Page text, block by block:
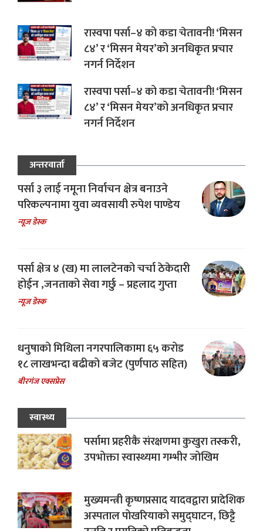
रास्वपा पर्सा–४ को कडा चेतावनी! ‘मिसन
८४’ र ‘मिसन मेयर’को अनधिकृत प्रचार
नगर्न निर्देशन
रास्वपा पर्सा–४ को कडा चेतावनी! ‘मिसन
८४’ र ‘मिसन मेयर’को अनधिकृत प्रचार
नगर्न निर्देशन
अन्तरवार्ता
पर्सा ३ लाई नमूना निर्वाचन क्षेत्र बनाउने
परिकल्पनामा युवा व्यवसायी रुपेश पाण्डेय
न्यूज डेस्क
पर्सा क्षेत्र ४ (ख) मा लालटेनको चर्चा ठेकेदारी
होईन ,जनताको सेवा गर्छु – प्रहलाद गुप्ता
न्यूज डेस्क
धनुषाको मिथिला नगरपालिकामा ६५ करोड
१८ लाखभन्दा बढीको बजेट (पुर्णपाठ सहित)
बीरगंज एक्सप्रेस
स्वास्थ्य
पर्सामा प्रहरीकै संरक्षणमा कुखुरा तस्करी,
उपभोक्ता स्वास्थ्यमा गम्भीर जोखिम
मुख्यमन्त्री कृष्णप्रसाद यादवद्वारा प्रादेशिक
अस्पताल पोखरियाको समुद्घाटन, छिट्टै